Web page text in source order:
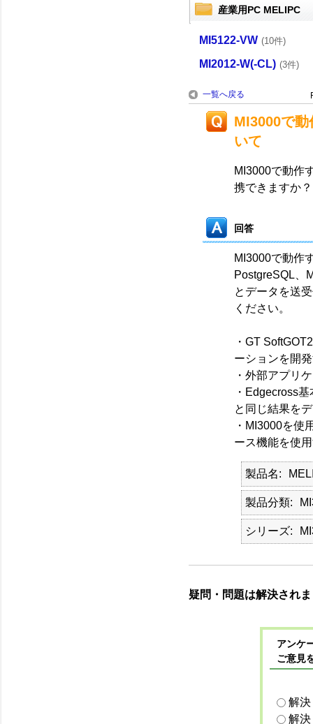
産業用PC MELIPC
MI5122-VW (10件)
MI2012-W(-CL) (3件)
一覧へ戻る
MI3000で
いて
MI3000で動作
携できますか？
回答
MI3000で動作
PostgreSQL、
とデータを送
ください。
・GT
ーションを開
・外部アプリ
・Edgecross
と同じ結果を
・MI3000を使
ース機能を使
製品名
製品分類
シリーズ
疑問・問題は解決され
アンケ
ご意見
解
解